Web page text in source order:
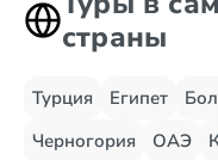
страны
Турция Египет
Черногория
ОАЭ